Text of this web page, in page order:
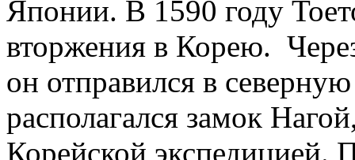
Японии. В 1590 году
вторжения в Корею.
он отправился в
располагался замок
Корейской экспедицией.